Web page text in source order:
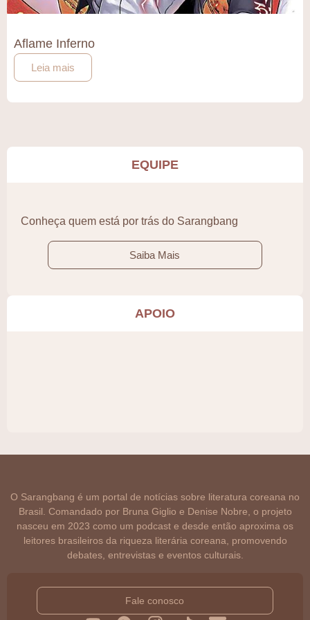
Aflame Inferno
Leia mais
EQUIPE
Conheça quem está por trás do Sarangbang
Saiba Mais
APOIO
O Sarangbang é um portal de notícias sobre literatura coreana no
Brasil. Comandado por Bruna Giglio e Denise Nobre, o projeto
nasceu em 2023 como um podcast e desde então aproxima os
leitores brasileiros da riqueza literária coreana, promovendo
debates, entrevistas e eventos culturais.
Fale conosco